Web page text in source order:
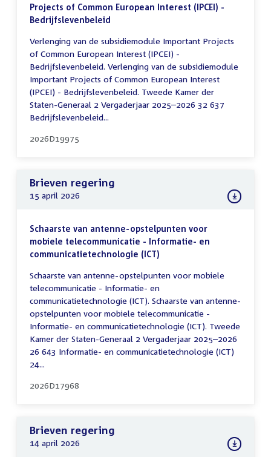
Projects of Common European Interest (IPCEI) -
Bedrijfslevenbeleid
Verlenging van de subsidiemodule Important Projects
of Common European Interest (IPCEI) -
Bedrijfslevenbeleid. Verlenging van de subsidiemodule
Important Projects of Common European Interest
(IPCEI) - Bedrijfslevenbeleid. Tweede Kamer der
Staten-Generaal 2 Vergaderjaar 2025–2026 32 637
Bedrijfslevenbeleid...
2026D19975
Brieven regering
15 april 2026
Schaarste van antenne-opstelpunten voor
mobiele telecommunicatie - Informatie- en
communicatietechnologie (ICT)
Schaarste van antenne-opstelpunten voor mobiele
telecommunicatie - Informatie- en
communicatietechnologie (ICT). Schaarste van antenne-
opstelpunten voor mobiele telecommunicatie -
Informatie- en communicatietechnologie (ICT). Tweede
Kamer der Staten-Generaal 2 Vergaderjaar 2025–2026
26 643 Informatie- en communicatietechnologie (ICT)
24...
2026D17968
Brieven regering
14 april 2026